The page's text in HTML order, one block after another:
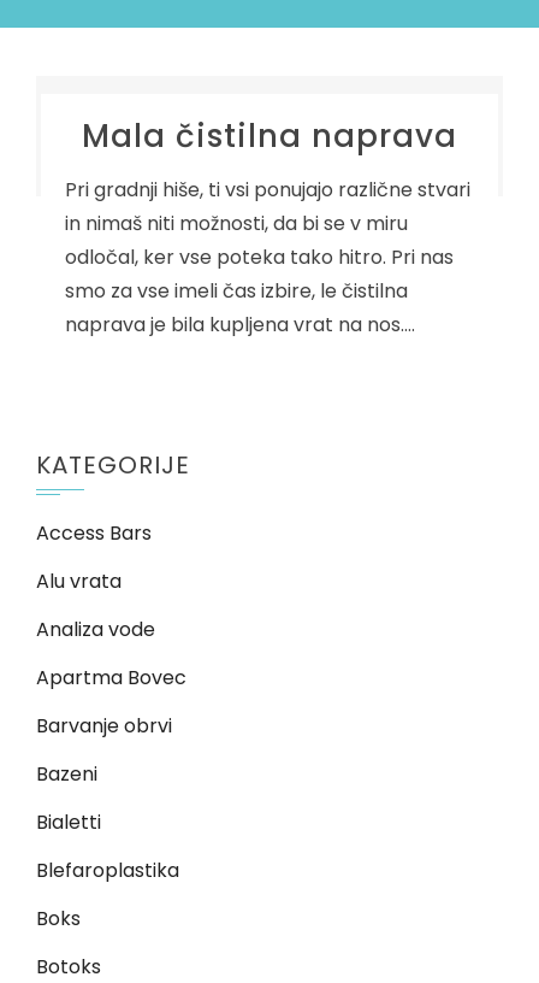
Mala čistilna naprava
Pri gradnji hiše, ti vsi ponujajo različne stvari
in nimaš niti možnosti, da bi se v miru
odločal, ker vse poteka tako hitro. Pri nas
smo za vse imeli čas izbire, le čistilna
naprava je bila kupljena vrat na nos.…
KATEGORIJE
Access Bars
Alu vrata
Analiza vode
Apartma Bovec
Barvanje obrvi
Bazeni
Bialetti
Blefaroplastika
Boks
Botoks